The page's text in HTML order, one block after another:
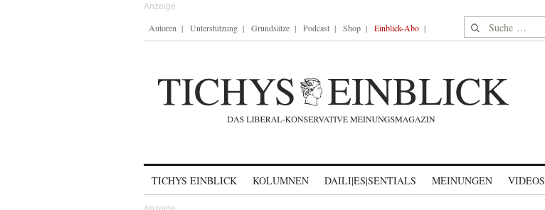
Autoren Unterstützung Grundsätze Podcast Shop Einblick-Abo Suche nach:
TICHYS EINBLICK KOLUMNEN DAILI|ES|SENTIALS MEINUNGEN VIDEOS